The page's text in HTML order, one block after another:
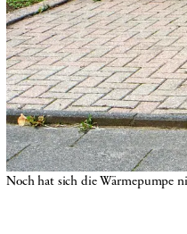
Noch hat sich die Wärmepumpe